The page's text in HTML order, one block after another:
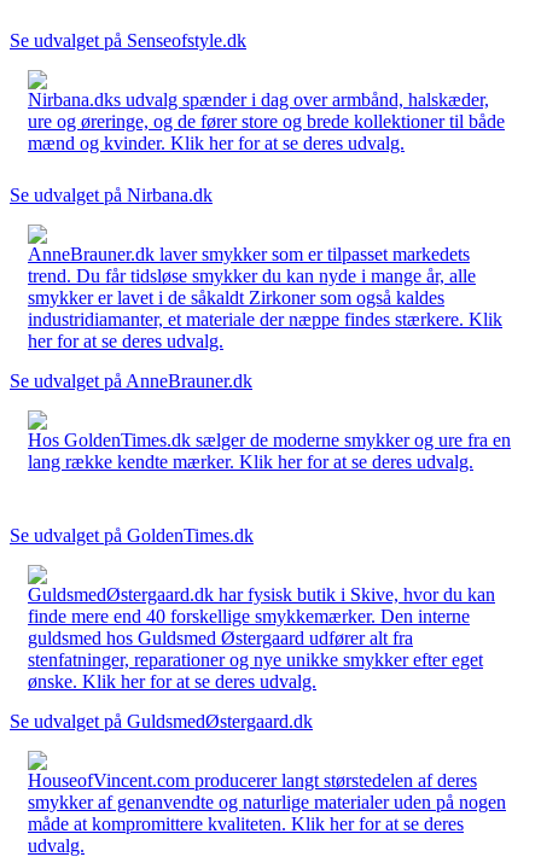
Se udvalget på Senseofstyle.dk
Nirbana.dks udvalg spænder i dag over armbånd, halskæder,
ure og øreringe, og de fører store og brede kollektioner til både
mænd og kvinder. Klik her for at se deres udvalg.
Se udvalget på Nirbana.dk
AnneBrauner.dk laver smykker som er tilpasset markedets
trend. Du får tidsløse smykker du kan nyde i mange år, alle
smykker er lavet i de såkaldt Zirkoner som også kaldes
industridiamanter, et materiale der næppe findes stærkere. Klik
her for at se deres udvalg.
Se udvalget på AnneBrauner.dk
Hos GoldenTimes.dk sælger de moderne smykker og ure fra en
lang række kendte mærker. Klik her for at se deres udvalg.
Se udvalget på GoldenTimes.dk
GuldsmedØstergaard.dk har fysisk butik i Skive, hvor du kan
finde mere end 40 forskellige smykkemærker. Den interne
guldsmed hos Guldsmed Østergaard udfører alt fra
stenfatninger, reparationer og nye unikke smykker efter eget
ønske. Klik her for at se deres udvalg.
Se udvalget på GuldsmedØstergaard.dk
HouseofVincent.com producerer langt størstedelen af deres
smykker af genanvendte og naturlige materialer uden på nogen
måde at kompromittere kvaliteten. Klik her for at se deres
udvalg.